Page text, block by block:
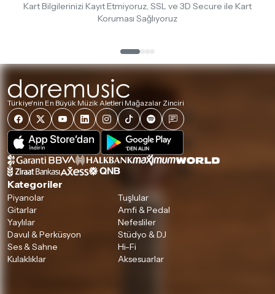
Kart Bilgilerinizi Kayıt Etmiyoruz, SSL ve 3D Secure ile Kart
Koruması Sağlıyoruz
Türkiye'nin En Büyük Müzik Aletleri Mağazalar Zinciri
Kategoriler
Piyanolar
Tuşlular
Gitarlar
Amfi & Pedal
Yaylılar
Nefesliler
Davul & Perküsyon
Stüdyo & DJ
Ses & Sahne
Hi-Fi
Kulaklıklar
Aksesuarlar